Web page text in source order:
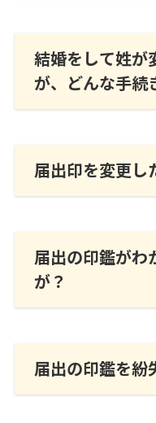
結婚をして姓が
が、どんな手続
届出印を変更し
届出の印鑑がわ
が？
届出の印鑑を紛